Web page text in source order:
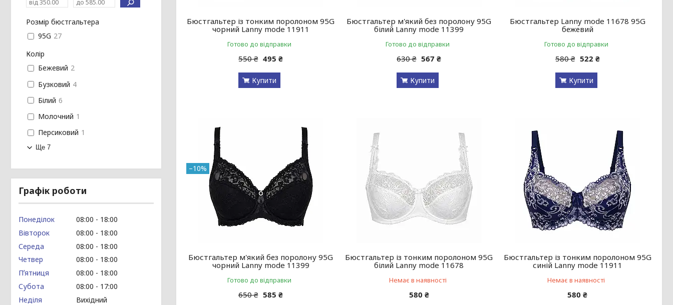
Бюстгальтер із тонким поролоном 95G
чорний Lanny mode 11911
Готово до відправки
550 ₴ 495 ₴
Купити
Бюстгальтер м'який без поролону 95G
білий Lanny mode 11399
Готово до відправки
630 ₴ 567 ₴
Купити
Бюстгальтер Lanny mode 11678 95G
бежевий
Готово до відправки
580 ₴ 522 ₴
Купити
–10%
Бюстгальтер м'який без поролону 95G
чорний Lanny mode 11399
Готово до відправки
650 ₴ 585 ₴
Бюстгальтер із тонким поролоном 95G
білий Lanny mode 11678
Немає в наявності
580 ₴
Бюстгальтер із тонким поролоном 95G
синій Lanny mode 11911
Немає в наявності
580 ₴
Розмір бюстгальтера
95G 27
Колір
Бежевий 2
Бузковий 4
Білий 6
Молочний 1
Персиковий 1
Ще 7
Графік роботи
Понеділок 08:00
18:00
Вівторок
08:00
18:00
Середа
08:00
18:00
Четвер
08:00
18:00
Пʼятниця
08:00
18:00
Субота
08:00
17:00
Неділя
Вихідний